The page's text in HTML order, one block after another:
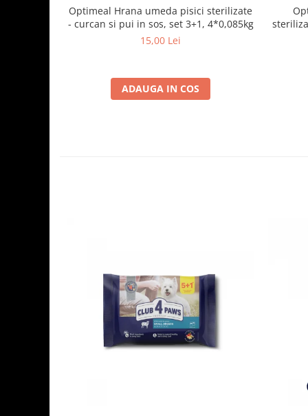
Optimeal Hrana umeda pisici sterilizate
- curcan si pui in sos, set 3+1, 4*0,085kg
15,00 Lei
ADAUGA IN COS